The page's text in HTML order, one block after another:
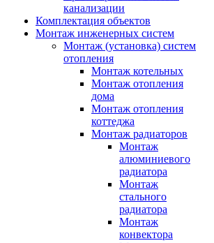
канализации
Комплектация объектов
Монтаж инженерных систем
Монтаж (установка) систем
отопления
Монтаж котельных
Монтаж отопления
дома
Монтаж отопления
коттеджа
Монтаж радиаторов
Монтаж
алюминиевого
радиатора
Монтаж
стального
радиатора
Монтаж
конвектора